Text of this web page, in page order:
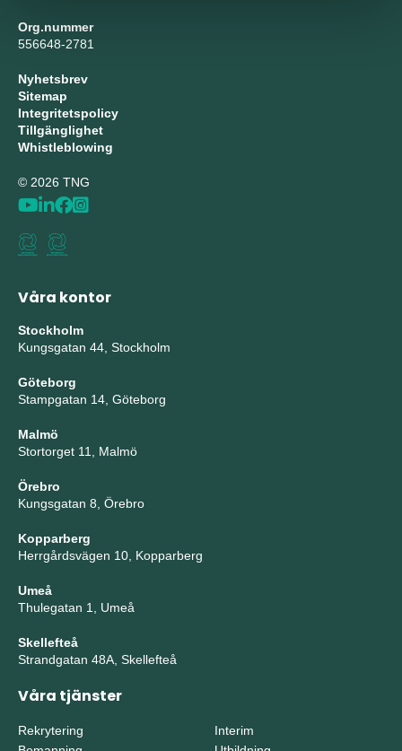
Org.nummer
556648-2781
Nyhetsbrev
Sitemap
Integritetspolicy
Tillgänglighet
Whistleblowing
© 2026 TNG
Våra kontor
Stockholm
Kungsgatan 44, Stockholm
Göteborg
Stampgatan 14, Göteborg
Malmö
Stortorget 11, Malmö
Örebro
Kungsgatan 8, Örebro
Kopparberg
Herrgårdsvägen 10, Kopparberg
Umeå
Thulegatan 1, Umeå
Skellefteå
Strandgatan 48A, Skellefteå
Våra tjänster
Rekrytering
Interim